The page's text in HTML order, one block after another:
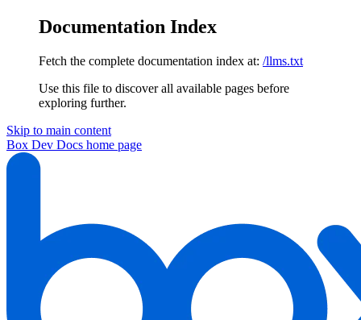
Documentation Index
Fetch the complete documentation index at: /llms.txt
Use this file to discover all available pages before
exploring further.
Skip to main content
Box Dev Docs home page